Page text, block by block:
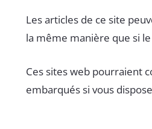
Les articles de ce site
la même manière que si
Ces sites web pourraient
embarqués si vous